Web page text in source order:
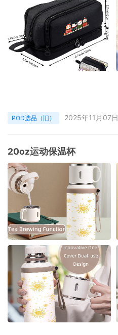
POD选品（旧） 2025年11月07日
20oz运动保温杯